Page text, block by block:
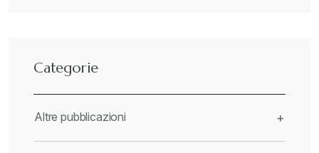
Categorie
Altre pubblicazioni +